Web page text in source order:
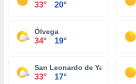
33° 20°
Ólvega
34° 19°
San Leonardo de Yagüe
33° 17°